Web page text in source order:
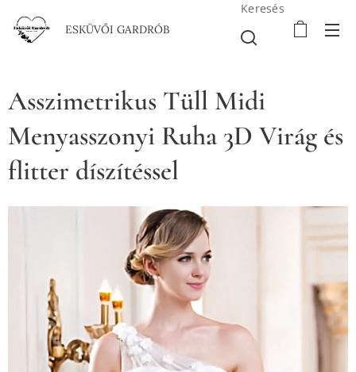
ESKÜVŐI GARDRÓB
Keresés
Asszimetrikus Tüll Midi
Menyasszonyi Ruha 3D Virág és
flitter díszítéssel